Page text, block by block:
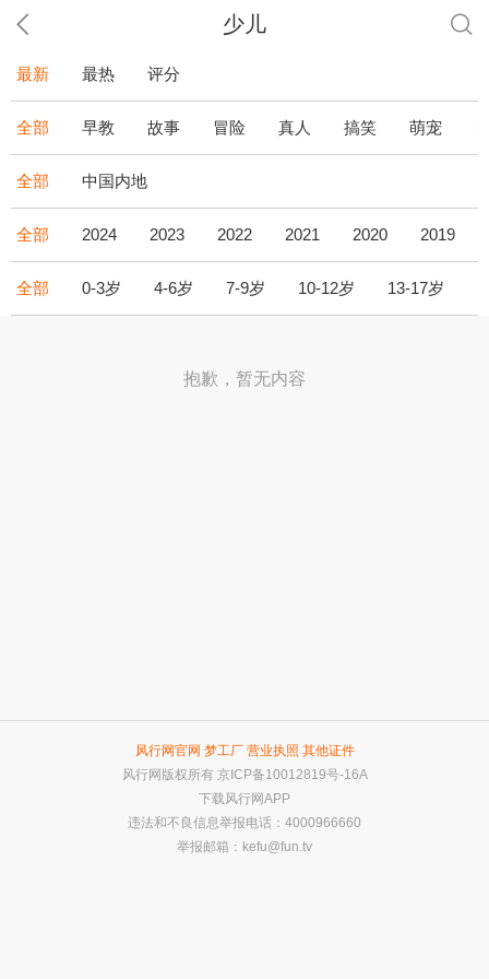
少儿
最新 最热 评分
全部 早教 故事 冒险 真人 搞笑 萌宠
全部 中国内地
全部 2024 2023 2022 2021 2020 2019
全部 0-3岁 4-6岁 7-9岁 10-12岁 13-17岁
抱歉，暂无内容
风行网官网 梦工厂 营业执照 其他证件
风行网版权所有 京ICP备10012819号-16A
下载风行网APP
违法和不良信息举报电话：4000966660
举报邮箱： kefu@fun.tv